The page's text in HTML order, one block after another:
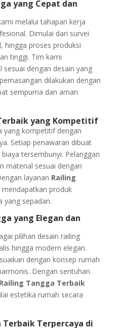
yang Cepat dan
melalui tahapan kerja
Dimulai dari survei
hingga proses produksi
tinggi. Tim kami
dengan desain yang
dilakukan dengan
sempurna dan aman
yang Kompetitif
yang kompetitif dengan
Setiap penawaran dibuat
tersembunyi. Pelanggan
material sesuai dengan
layanan Railing
mendapatkan produk
yang sepadan.
yang Elegan dan
pilihan desain railing
hingga modern elegan.
dengan konsep rumah
Dengan sentuhan
Railing Tangga Terbaik
estetika rumah secara
Terbaik Terpercaya di